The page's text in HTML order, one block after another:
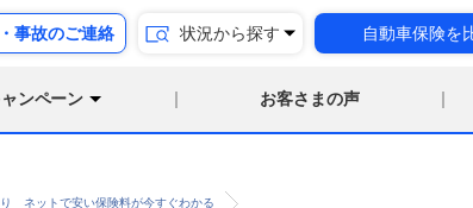
事故のご連絡 状況から探す 自動車保険を
ンペーン お客さまの声
ネットで安い保険料が今すぐわかる